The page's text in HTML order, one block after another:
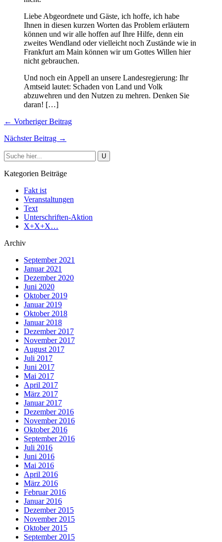
Liebe Abgeordnete und Gäste, ich hoffe, ich habe
Ihnen in diesen kurzen Worten das Problem erläutern
können und wir alle hoffen auf Ihre Hilfe, denn ein
zweites Wendland oder vielleicht noch Zustände wie in
Frankfurt am Main können wir um Gottes Willen hier
nicht gebrauchen.
Und noch ein Appell an unsere Landesregierung: Ihr
Amtseid lautet: Schaden von Land und Volk
abzuwehren und den Nutzen zu mehren. Denken Sie
daran! […]
← Vorheriger Beitrag
Nächster Beitrag →
Kategorien Beiträge
Fakt ist
Veranstaltungen
Text
Unterschriften-Aktion
X+X+X…
Archiv
September 2021
Januar 2021
Dezember 2020
Juni 2020
Oktober 2019
Januar 2019
Oktober 2018
Januar 2018
Dezember 2017
November 2017
August 2017
Juli 2017
Juni 2017
Mai 2017
April 2017
März 2017
Januar 2017
Dezember 2016
November 2016
Oktober 2016
September 2016
Juli 2016
Juni 2016
Mai 2016
April 2016
März 2016
Februar 2016
Januar 2016
Dezember 2015
November 2015
Oktober 2015
September 2015